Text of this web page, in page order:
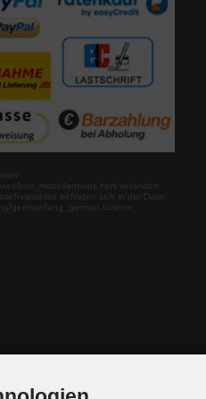
box_miscellaneous.html verändert
befinden sich in der Datei